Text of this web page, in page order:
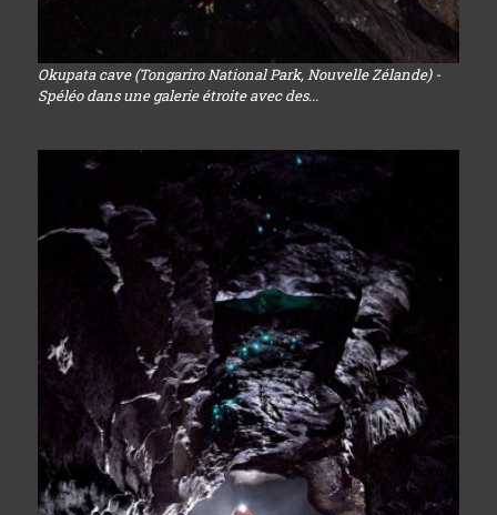
Okupata cave (Tongariro National Park, Nouvelle Zélande) -
Spéléo dans une galerie étroite avec des...